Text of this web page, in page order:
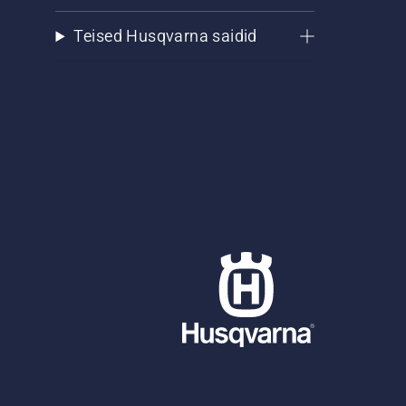
Teised Husqvarna saidid